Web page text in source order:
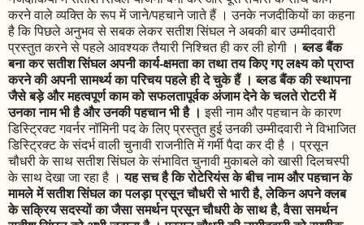
करने वाले व्यक्ति के रूप में जाने/पहचाने जाते हैं । उनके नजदीकियों का कहना
है कि पिछले अनुभव से सबक लेकर सतीश सिंघल ने अबकी बार उम्मीदवारी
प्रस्तुत करने से पहले आवश्यक तैयारी निश्चित ही कर ली होगी ।ब्लड बैंक
बना कर सतीश सिंघल अपनी कार्य-क्षमता का तथा तय किए गए लक्ष्य को प्राप्त
करने की अपनी सामर्थ्य का परिचय पहले ही दे चुके हैं । ब्लड बैंक की स्थापना
जैसे बड़े और महत्वपूर्ण काम को सफलतापूर्वक अंजाम देने के चलते रोटरी में
उनका नाम भी है और उनकी पहचान भी है । इसी नाम और पहचान के कारण
डिस्ट्रिक्ट गवर्नर नॉमिनी पद के लिए प्रस्तुत हुई उनकी उम्मीदवारी ने विभाजित
डिस्ट्रिक्ट के संदर्भ वाली चुनावी राजनीति में गर्मी पैदा कर दी है । प्रसून
चौधरी के साथ सतीश सिंघल के संभावित चुनावी मुकाबले को खासी दिलचस्पी
के साथ देखा जा रहा है ।यह सच है कि रोटेरियंस के बीच नाम और पहचान के
मामले में सतीश सिंघल का पलड़ा प्रसून चौधरी से भारी है, लेकिन अपने क्लब
के सक्रिय सदस्यों का जैसा समर्थन प्रसून चौधरी के साथ है, वैसा समर्थन